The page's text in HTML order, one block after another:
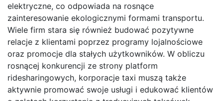
elektryczne, co odpowiada na rosnące
zainteresowanie ekologicznymi formami transportu.
Wiele firm stara się również budować pozytywne
relacje z klientami poprzez programy lojalnościowe
oraz promocje dla stałych użytkowników. W obliczu
rosnącej konkurencji ze strony platform
ridesharingowych, korporacje taxi muszą także
aktywnie promować swoje usługi i edukować klientów